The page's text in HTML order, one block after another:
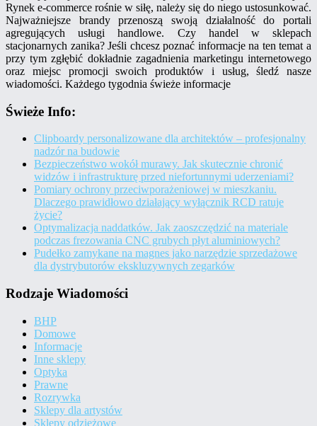
Rynek e-commerce rośnie w siłę, należy się do niego ustosunkować.
Najważniejsze brandy przenoszą swoją działalność do portali
agregujących usługi handlowe. Czy handel w sklepach
stacjonarnych zanika? Jeśli chcesz poznać informacje na ten temat a
przy tym zgłębić dokładnie zagadnienia marketingu internetowego
oraz miejsc promocji swoich produktów i usług, śledź nasze
wiadomości. Każdego tygodnia świeże informacje
Świeże Info:
Clipboardy personalizowane dla architektów – profesjonalny
nadzór na budowie
Bezpieczeństwo wokół murawy. Jak skutecznie chronić
widzów i infrastrukturę przed niefortunnymi uderzeniami?
Pomiary ochrony przeciwporażeniowej w mieszkaniu.
Dlaczego prawidłowo działający wyłącznik RCD ratuje
życie?
Optymalizacja naddatków. Jak zaoszczędzić na materiale
podczas frezowania CNC grubych płyt aluminiowych?
Pudełko zamykane na magnes jako narzędzie sprzedażowe
dla dystrybutorów ekskluzywnych zegarków
Rodzaje Wiadomości
BHP
Domowe
Informacje
Inne sklepy
Optyka
Prawne
Rozrywka
Sklepy dla artystów
Sklepy odzieżowe